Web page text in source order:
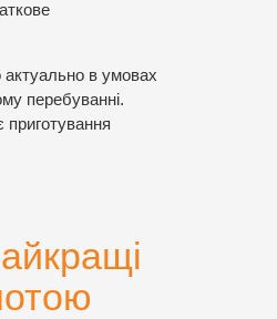
актуально в умовах
перебуванні.